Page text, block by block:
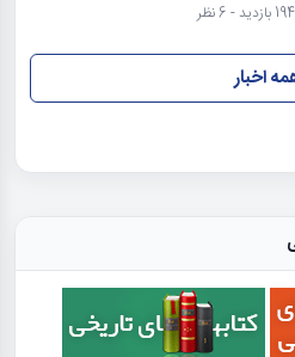
اخبار